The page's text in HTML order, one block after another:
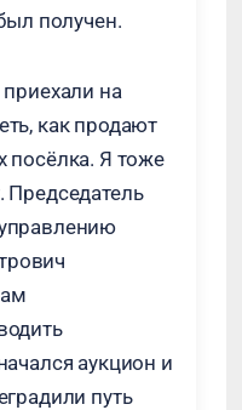
получен.
на
как продают
посёлка. Я тоже
Председатель
аукцион и
путь